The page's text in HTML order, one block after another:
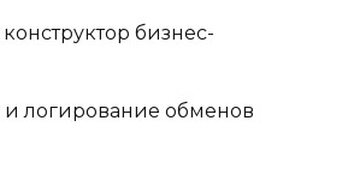
бизнес-
логирование обменов